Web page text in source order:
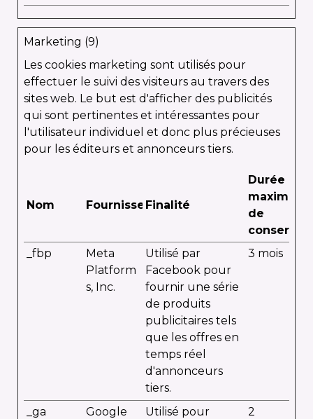
Marketing (9)
Les cookies marketing sont utilisés pour
effectuer le suivi des visiteurs au travers des
sites web. Le but est d'afficher des publicités
qui sont pertinentes et intéressantes pour
l'utilisateur individuel et donc plus précieuses
pour les éditeurs et annonceurs tiers.
Nom FournisseurFinalité
Durée
maximale
de
_fbp
Meta
Platform
s, Inc.
Utilisé par
Facebook pour
fournir une série
de produits
publicitaires tels
que les offres en
temps réel
d'annonceurs
tiers.
3 mois
_ga Google
Utilisé pour
2